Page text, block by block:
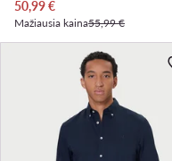
Dabartinė kaina
50,99€
Mažiausia kaina55,99 €